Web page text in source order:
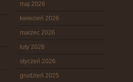
maj 2026
kwiecień 2026
marzec 2026
luty 2026
styczeń 2026
grudzień 2025